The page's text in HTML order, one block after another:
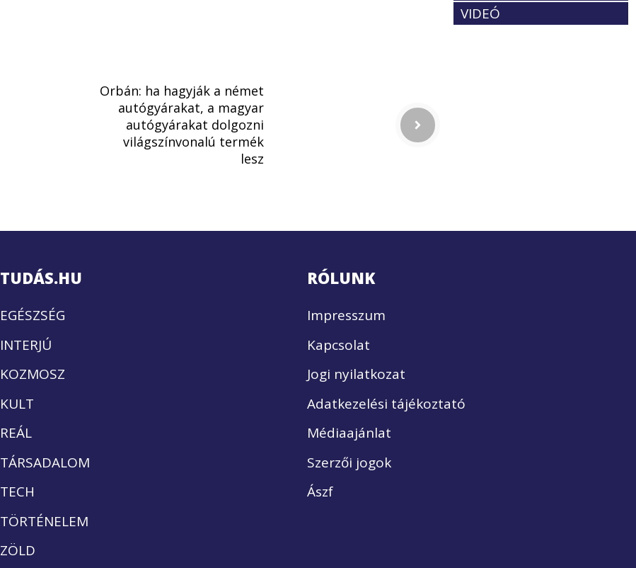
VIDEÓ
Orbán: ha hagyják a német
autógyárakat, a magyar
autógyárakat dolgozni
világszínvonalú termék
lesz
TUDÁS.HU
EGÉSZSÉG
INTERJÚ
KOZMOSZ
KULT
REÁL
TÁRSADALOM
TECH
TÖRTÉNELEM
ZÖLD
RÓLUNK
Impresszum
Kapcsolat
Jogi nyilatkozat
Adatkezelési tájékoztató
Médiaajánlat
Szerzői jogok
Ászf